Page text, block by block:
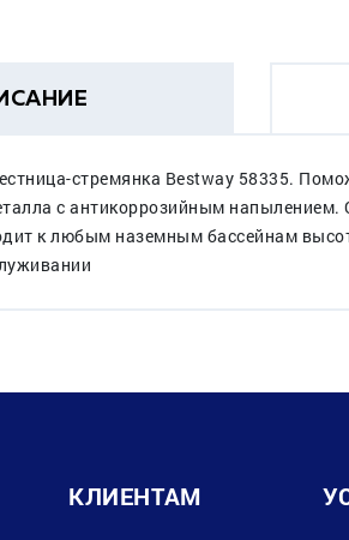
стремянка Bestway 58335.
с антикоррозийным
к любым наземным бассейнам
КЛИЕНТАМ